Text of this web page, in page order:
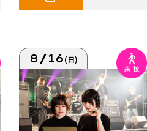
8/16(日)